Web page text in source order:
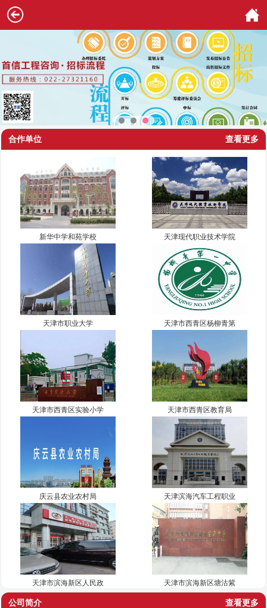
查看更多
合作单位
新华中学和苑学校 天津现代职业技术学院
天津市职业大学 天津市西青区杨柳青第
天津市西青区实验小学 天津市西青区教育局
庆云县农业农村局 天津滨海汽车工程职业
天津市滨海新区人民政 天津市滨海新区塘沽紫
查看更多
公司简介